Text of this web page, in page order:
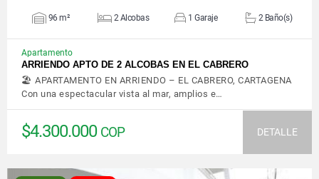
96 m² 2 Alcobas 1 Garaje 2 Baño(s)
Apartamento
ARRIENDO APTO DE 2 ALCOBAS EN EL CABRERO
🏖️ APARTAMENTO EN ARRIENDO – EL CABRERO, CARTAGENA
Con una espectacular vista al mar, amplios e…
$4.300.000 COP DETALLE